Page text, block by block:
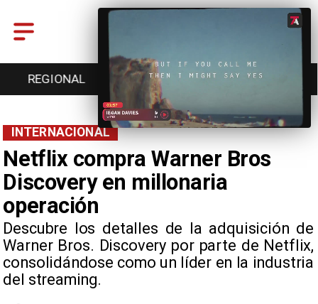
ENTRETENCIÓN DEPORTES CULTURA
Netflix compra Warner Bros
Discovery en millonaria
operación
Descubre los detalles de la adquisición de
Warner Bros. Discovery por parte de Netflix,
consolidándose como un líder en la industria
del streaming.
INTERNACIONAL